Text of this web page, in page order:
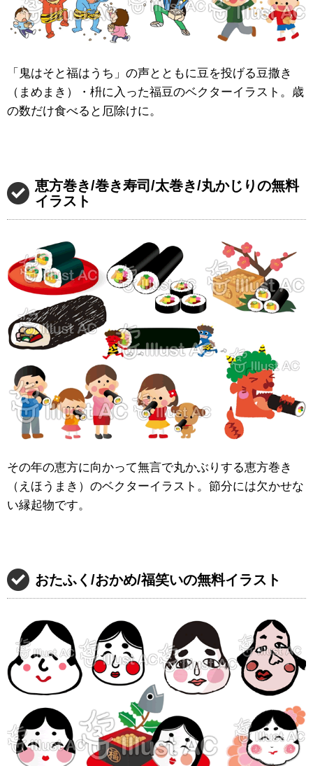
「鬼はそと福はうち」の声とともに豆を投げる豆撒き
（まめまき）・枡に入った福豆のベクターイラスト。歳
の数だけ食べると厄除けに。
恵方巻き/巻き寿司/太巻き/丸かじりの無料
イラスト
その年の恵方に向かって無言で丸かぶりする恵方巻き
（えほうまき）のベクターイラスト。節分には欠かせな
い縁起物です。
おたふく/おかめ/福笑いの無料イラスト